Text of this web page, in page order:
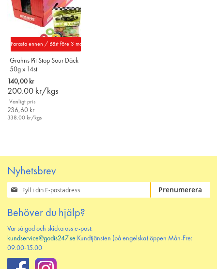
Parasta ennen / Bäst före 3 mars 2028
Grahns Pit Stop Sour Däck
50g x 14st
140,00 kr
200.00 kr/kgs
Vanligt pris
236,60 kr
338.00 kr/kgs
Nyhetsbrev
Prenumerera
på
nyhetsbrev
Prenumerera
Behöver du hjälp?
Var så god och skicka oss e-post:
kundservice@godis247.se Kundtjänsten (på engelska) öppen Mån-Fre:
09.00-15.00